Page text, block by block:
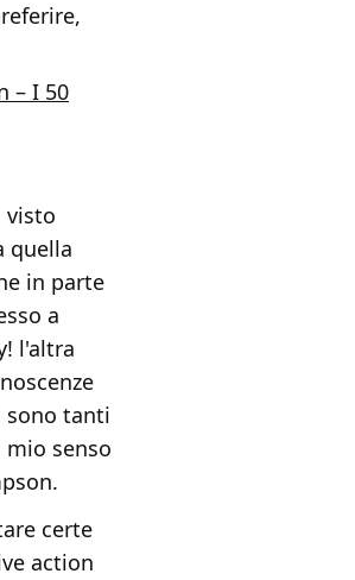
– I 50
visto
quella
in parte
a
l'altra
sono tanti
senso
certe
action